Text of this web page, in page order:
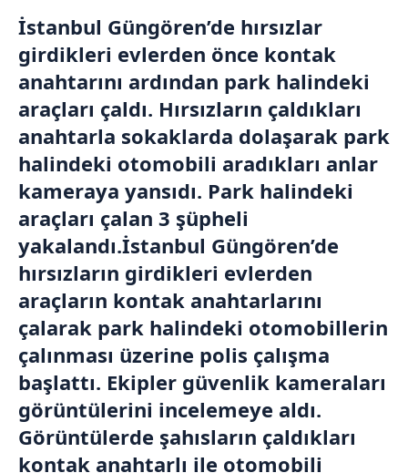
İstanbul Güngören’de hırsızlar
girdikleri evlerden önce kontak
anahtarını ardından park halindeki
araçları çaldı. Hırsızların çaldıkları
anahtarla sokaklarda dolaşarak park
halindeki otomobili aradıkları anlar
kameraya yansıdı. Park halindeki
araçları çalan 3 şüpheli
yakalandı.İstanbul Güngören’de
hırsızların girdikleri evlerden
araçların kontak anahtarlarını
çalarak park halindeki otomobillerin
çalınması üzerine polis çalışma
başlattı. Ekipler güvenlik kameraları
görüntülerini incelemeye aldı.
Görüntülerde şahısların çaldıkları
kontak anahtarlı ile otomobili